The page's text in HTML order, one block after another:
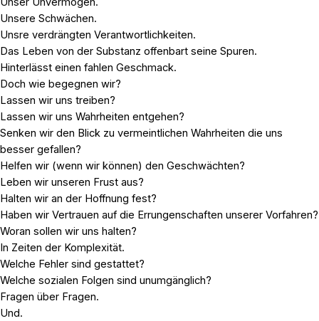
Unsere Schwächen.
Unsre verdrängten Verantwortlichkeiten.
Das Leben von der Substanz offenbart seine Spuren.
Hinterlässt einen fahlen Geschmack.
Doch wie begegnen wir?
Lassen wir uns treiben?
Lassen wir uns Wahrheiten entgehen?
Senken wir den Blick zu vermeintlichen Wahrheiten die uns
besser gefallen?
Helfen wir (wenn wir können) den Geschwächten?
Leben wir unseren Frust aus?
Halten wir an der Hoffnung fest?
Haben wir Vertrauen auf die Errungenschaften unserer Vorfahren?
Woran sollen wir uns halten?
In Zeiten der Komplexität.
Welche Fehler sind gestattet?
Welche sozialen Folgen sind unumgänglich?
Fragen über Fragen.
Und.